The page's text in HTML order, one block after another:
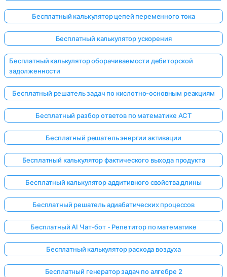
Бесплатный калькулятор цепей переменного тока
Бесплатный калькулятор ускорения
Бесплатный калькулятор оборачиваемости дебиторской
задолженности
Бесплатный решатель задач по кислотно-основным реакциям
Бесплатный разбор ответов по математике ACT
Бесплатный решатель энергии активации
Бесплатный калькулятор фактического выхода продукта
Бесплатный калькулятор аддитивного свойства длины
Бесплатный решатель адиабатических процессов
Бесплатный AI Чат-бот - Репетитор по математике
Бесплатный калькулятор расхода воздуха
Бесплатный генератор задач по алгебре 2